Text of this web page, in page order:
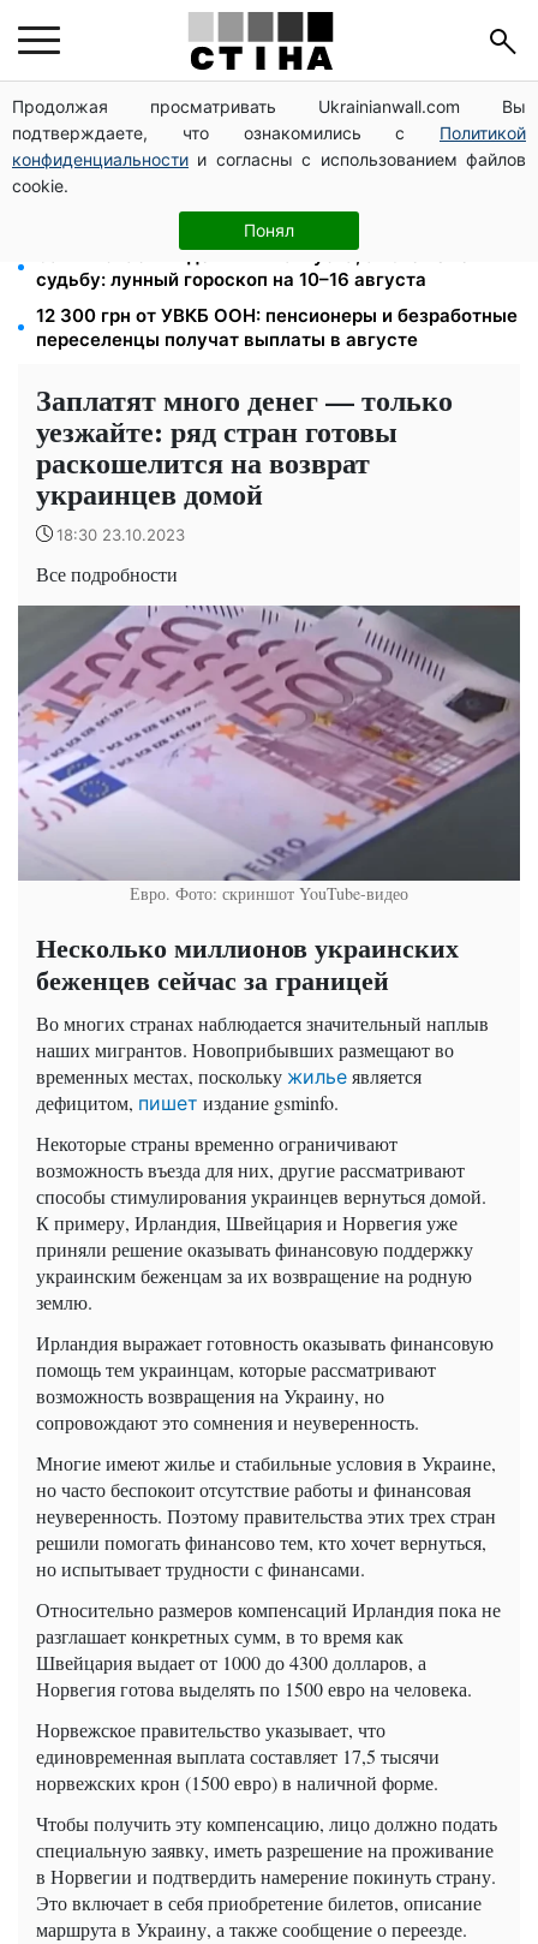
Продолжая просматривать Ukrainianwall.com Вы
подтверждаете, что ознакомились с Политикой
конфиденциальности и согласны с использованием файлов
cookie.
Понял
ФЛП 3 группы: 5% единого налога и 1% военного
сбора — до 19 августа, иначе штраф 10%
Тариф на воду взлетит до 124,89 грн за куб:
водоканалы готовят двойное повышение с
Самый опасный день — 12 августа, а 16-е изменит
судьбу: лунный гороскоп на 10–16 августа
12 300 грн от УВКБ ООН: пенсионеры и безработные
переселенцы получат выплаты в августе
Заплатят много денег — только
уезжайте: ряд стран готовы
раскошелится на возврат
украинцев домой
18:30 23.10.2023
Все подробности
Евро. Фото: скриншот YouTube-видео
Несколько миллионов украинских
беженцев сейчас за границей
Во многих странах наблюдается значительный наплыв
наших мигрантов. Новоприбывших размещают во
временных местах, поскольку жилье является
дефицитом, пишет издание gsminfo.
Некоторые страны временно ограничивают
возможность въезда для них, другие рассматривают
способы стимулирования украинцев вернуться домой.
К примеру, Ирландия, Швейцария и Норвегия уже
приняли решение оказывать финансовую поддержку
украинским беженцам за их возвращение на родную
землю.
Ирландия выражает готовность оказывать финансовую
помощь тем украинцам, которые рассматривают
возможность возвращения на Украину, но
сопровождают это сомнения и неуверенность.
Многие имеют жилье и стабильные условия в Украине,
но часто беспокоит отсутствие работы и финансовая
неуверенность. Поэтому правительства этих трех стран
решили помогать финансово тем, кто хочет вернуться,
но испытывает трудности с финансами.
Относительно размеров компенсаций Ирландия пока не
разглашает конкретных сумм, в то время как
Швейцария выдает от 1000 до 4300 долларов, а
Норвегия готова выделять по 1500 евро на человека.
Норвежское правительство указывает, что
единовременная выплата составляет 17,5 тысячи
норвежских крон (1500 евро) в наличной форме.
Чтобы получить эту компенсацию, лицо должно подать
специальную заявку, иметь разрешение на проживание
в Норвегии и подтвердить намерение покинуть страну.
Это включает в себя приобретение билетов, описание
маршрута в Украину, а также сообщение о переезде.